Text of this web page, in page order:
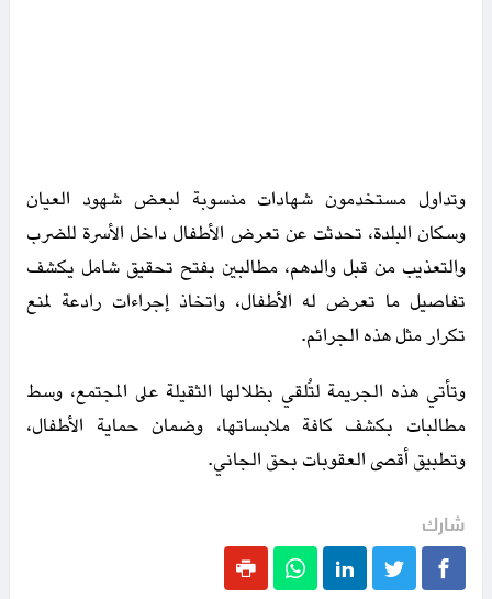
وتداول مستخدمون شهادات منسوبة لبعض شهود العيان
وسكان البلدة، تحدثت عن تعرض الأطفال داخل الأسرة للضرب
والتعذيب من قبل والدهم، مطالبين بفتح تحقيق شامل يكشف
تفاصيل ما تعرض له الأطفال، واتخاذ إجراءات رادعة لمنع
تكرار مثل هذه الجرائم.
وتأتي هذه الجريمة لتُلقي بظلالها الثقيلة على المجتمع، وسط
مطالبات بكشف كافة ملابساتها، وضمان حماية الأطفال،
وتطبيق أقصى العقوبات بحق الجاني.
شارك